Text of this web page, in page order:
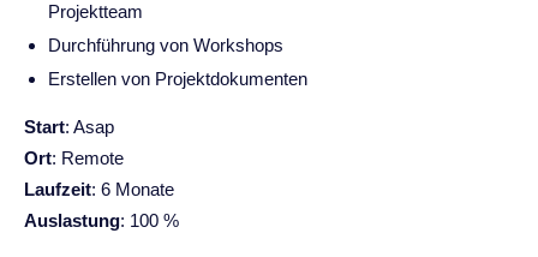
Projektteam
Durchführung von Workshops
Erstellen von Projektdokumenten
Start: Asap
Ort: Remote
Laufzeit: 6 Monate
Auslastung: 100 %